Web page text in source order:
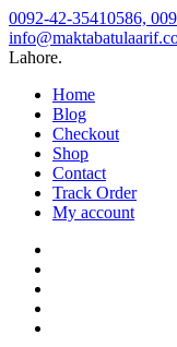
Skip
to
content
0092-42-35410586,
Lahore.
Home
Blog
Checkout
Shop
Contact
Track Order
My account